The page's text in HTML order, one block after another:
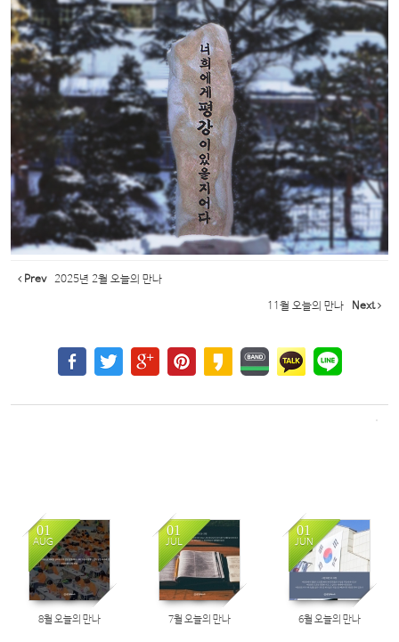
Prev 2025년 2월 오늘의 만나
11월 오늘의 만나 Next
01
AUG
8월 오늘의 만나
01
JUL
7월 오늘의 만나
01
JUN
6월 오늘의 만나